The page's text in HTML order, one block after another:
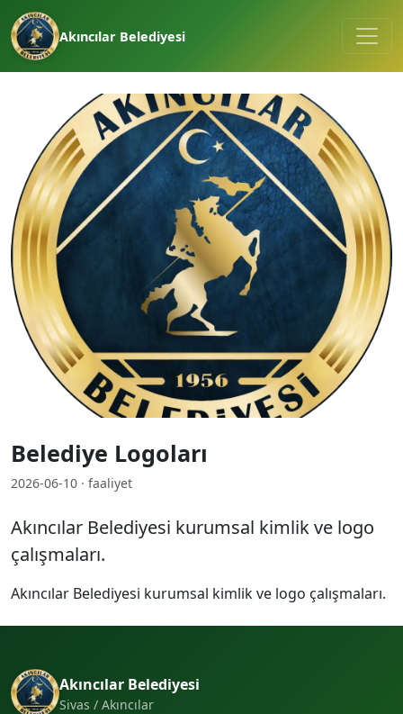
Akıncılar Belediyesi
Belediye Logoları
2026-06-10 · faaliyet
Akıncılar Belediyesi kurumsal kimlik ve logo
çalışmaları.
Akıncılar Belediyesi kurumsal kimlik ve logo çalışmaları.
Akıncılar Belediyesi
Sivas / Akıncılar